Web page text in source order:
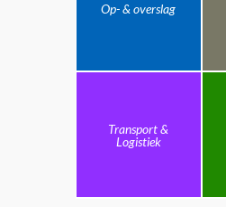
Op- & overslag
Transport &
Logistiek